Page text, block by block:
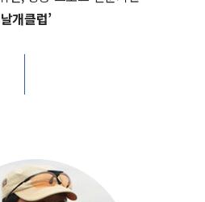
날개클럽’